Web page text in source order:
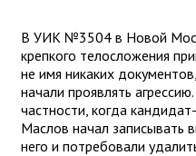
В УИК №3504 в Новой
крепкого телосложения
не имя никаких
начали проявлять
частности, когда
Маслов начал записывать
него и потребовали